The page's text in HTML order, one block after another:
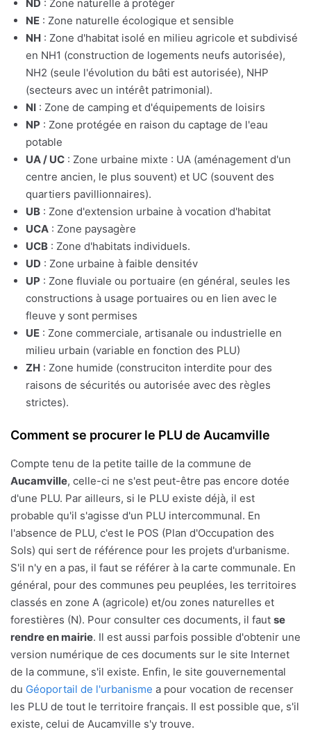
ND : Zone naturelle à protéger
NE : Zone naturelle écologique et sensible
NH : Zone d'habitat isolé en milieu agricole et subdivisé
en NH1 (construction de logements neufs autorisée),
NH2 (seule l'évolution du bâti est autorisée), NHP
(secteurs avec un intérêt patrimonial).
NI : Zone de camping et d'équipements de loisirs
NP : Zone protégée en raison du captage de l'eau
potable
UA / UC : Zone urbaine mixte : UA (aménagement d'un
centre ancien, le plus souvent) et UC (souvent des
quartiers pavillionnaires).
UB : Zone d'extension urbaine à vocation d'habitat
UCA : Zone paysagère
UCB : Zone d'habitats individuels.
UD : Zone urbaine à faible densitév
UP : Zone fluviale ou portuaire (en général, seules les
constructions à usage portuaires ou en lien avec le
fleuve y sont permises
UE : Zone commerciale, artisanale ou industrielle en
milieu urbain (variable en fonction des PLU)
ZH : Zone humide (construciton interdite pour des
raisons de sécurités ou autorisée avec des règles
strictes).
Comment se procurer le PLU de Aucamville
Compte tenu de la petite taille de la commune de
Aucamville, celle-ci ne s'est peut-être pas encore dotée
d'une PLU. Par ailleurs, si le PLU existe déjà, il est
probable qu'il s'agisse d'un PLU intercommunal. En
l'absence de PLU, c'est le POS (Plan d'Occupation des
Sols) qui sert de référence pour les projets d'urbanisme.
S'il n'y en a pas, il faut se référer à la carte communale. En
général, pour des communes peu peuplées, les territoires
classés en zone A (agricole) et/ou zones naturelles et
forestières (N). Pour consulter ces documents, il faut se
rendre en mairie. Il est aussi parfois possible d'obtenir une
version numérique de ces documents sur le site Internet
de la commune, s'il existe. Enfin, le site gouvernemental
du Géoportail de l'urbanisme a pour vocation de recenser
les PLU de tout le territoire français. Il est possible que, s'il
existe, celui de Aucamville s'y trouve.